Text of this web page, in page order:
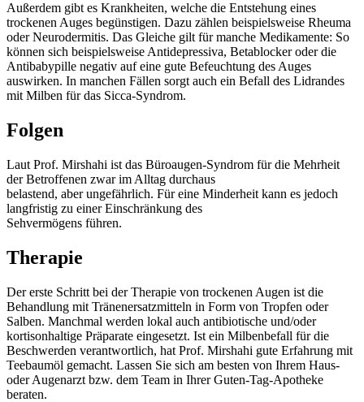
Außerdem gibt es Krankheiten, welche die Entstehung eines
trockenen Auges begünstigen. Dazu zählen beispielsweise Rheuma
oder Neurodermitis. Das Gleiche gilt für manche Medikamente: So
können sich beispielsweise Antidepressiva, Betablocker oder die
Antibabypille negativ auf eine gute Befeuchtung des Auges
auswirken. In manchen Fällen sorgt auch ein Befall des Lidrandes
mit Milben für das Sicca-Syndrom.
Folgen
Laut Prof. Mirshahi ist das Büroaugen-Syndrom für die Mehrheit
der Betroffenen zwar im Alltag durchaus
belastend, aber ungefährlich. Für eine Minderheit kann es jedoch
langfristig zu einer Einschränkung des
Sehvermögens führen.
Therapie
Der erste Schritt bei der Therapie von trockenen Augen ist die
Behandlung mit Tränenersatzmitteln in Form von Tropfen oder
Salben. Manchmal werden lokal auch antibiotische und/oder
kortisonhaltige Präparate eingesetzt. Ist ein Milbenbefall für die
Beschwerden verantwortlich, hat Prof. Mirshahi gute Erfahrung mit
Teebaumöl gemacht. Lassen Sie sich am besten von Ihrem Haus-
oder Augenarzt bzw. dem Team in Ihrer Guten-Tag-Apotheke
beraten.